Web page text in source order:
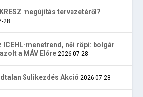
megújítás tervezetéről?
28
ICEHL-menetrend, női röpi: bolgár
a MÁV Előre 2026-07-28
Sulikezdés Akció 2026-07-28